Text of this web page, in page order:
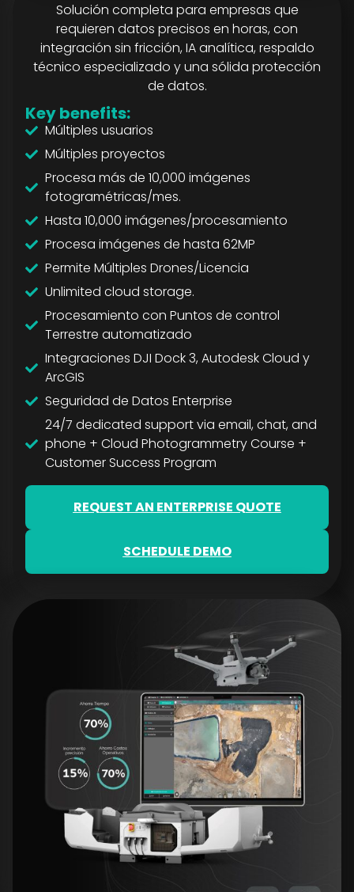
Solución completa para empresas que
requieren datos precisos en horas, con
integración sin fricción, IA analítica, respaldo
técnico especializado y una sólida protección
de datos.
Key benefits:
Múltiples usuarios
Múltiples proyectos
Procesa más de 10,000 imágenes
fotogramétricas/mes.
Hasta 10,000 imágenes/procesamiento
Procesa imágenes de hasta 62MP
Permite Múltiples Drones/Licencia
Unlimited cloud storage.
Procesamiento con Puntos de control
Terrestre automatizado
Integraciones DJI Dock 3, Autodesk Cloud y
ArcGIS
Seguridad de Datos Enterprise
24/7 dedicated support via email, chat, and
phone + Cloud Photogrammetry Course +
Customer Success Program
REQUEST AN ENTERPRISE QUOTE
SCHEDULE DEMO